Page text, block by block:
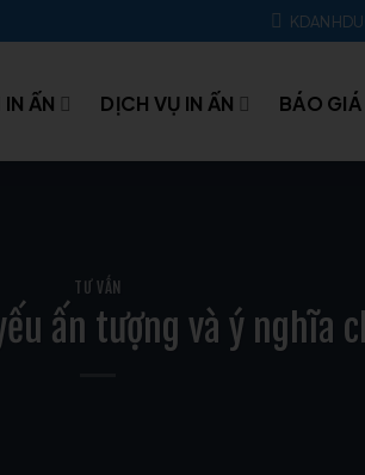
ẤN DỊCH VỤ IN ẤN BÁO GIÁ
TƯ VẤN
ấn tượng và ý nghĩa